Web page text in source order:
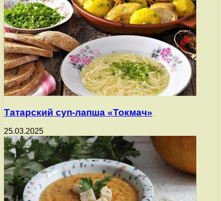
Татарский суп-лапша «Токмач»
25.03.2025